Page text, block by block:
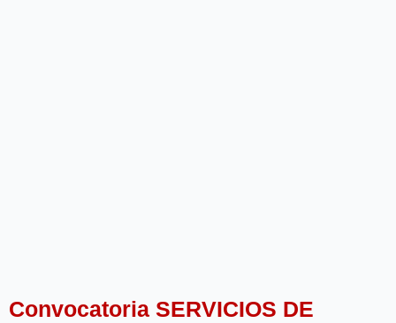
Convocatoria SERVICIOS DE